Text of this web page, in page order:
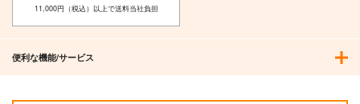
11,000円（税込）以上で送料当社負担
便利な機能/サービス